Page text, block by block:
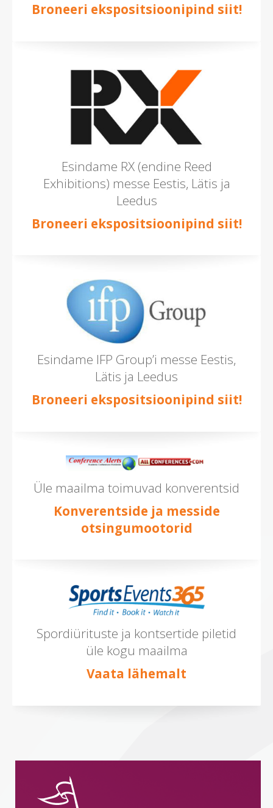
Broneeri ekspositsioonipind siit!
Esindame RX (endine Reed
Exhibitions) messe Eestis, Lätis ja
Leedus
Broneeri ekspositsioonipind siit!
Esindame IFP Group’i messe Eestis,
Lätis ja Leedus
Broneeri ekspositsioonipind siit!
Üle maailma toimuvad konverentsid
Konverentside ja messide
otsingumootorid
Spordiürituste ja kontsertide piletid
üle kogu maailma
Vaata lähemalt